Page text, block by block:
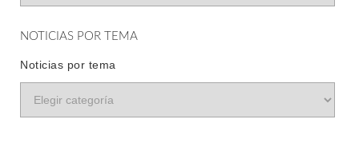
NOTICIAS POR TEMA
Noticias por tema